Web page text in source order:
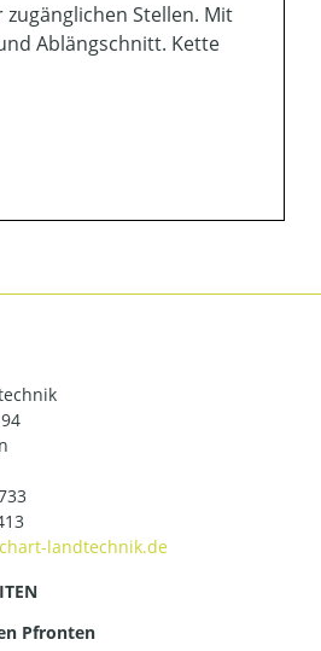
Stellen. Mit
Ablängschnitt. Kette
Pfronten